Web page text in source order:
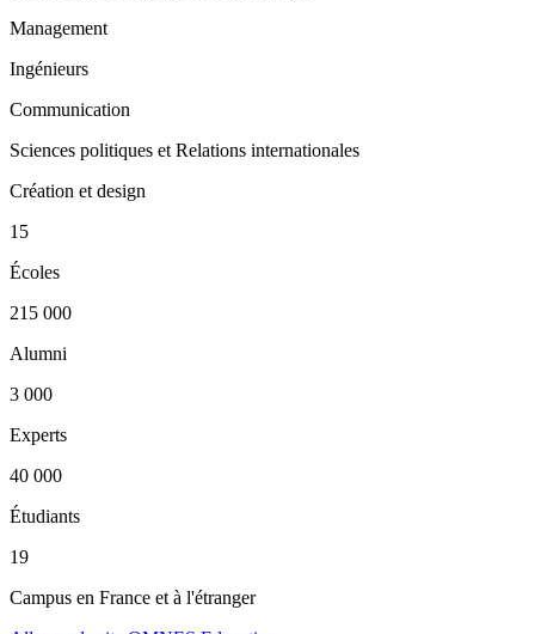
Management
Ingénieurs
Communication
Sciences politiques et Relations internationales
Création et design
15
Écoles
215 000
Alumni
3 000
Experts
40 000
Étudiants
19
Campus en France et à l'étranger